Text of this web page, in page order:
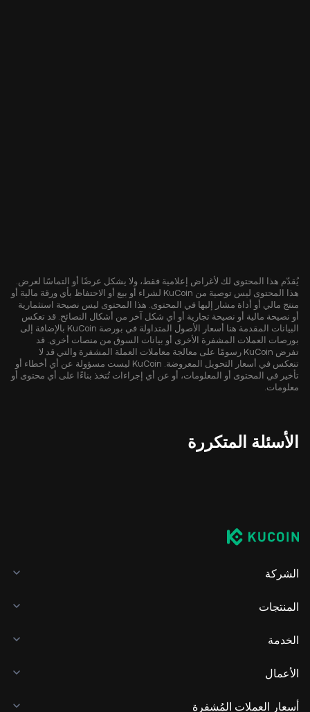
يُقدّم هذا المحتوى لك لأغراض إعلامية فقط، ولا يشكل عرضًا أو التماسًا لعرض.
هذا المحتوى ليس توصية من KuCoin لشراء أو بيع أو الاحتفاظ بأي ورقة مالية أو
منتج مالي أو أداة مشار إليها في المحتوى. هذا المحتوى ليس نصيحة استثمارية
أو نصيحة مالية أو نصيحة تجارية أو أي شكل آخر من أشكال النصائح. قد تعكس
البيانات المقدمة هنا أسعار الأصول المتداولة في بورصة KuCoin بالإضافة إلى
بورصات العملات المشفرة الأخرى أو بيانات السوق من منصات أخرى. قد
تفرض KuCoin رسومًا على معالجة معاملات العملة المشفرة والتي قد لا
تنعكس في أسعار التحويل المعروضة. KuCoin ليست مسؤولة عن أي أخطاء أو
تأخير في المحتوى أو المعلومات، أو عن أي إجراءات تُتخذ بناءًا على أي محتوى أو
معلومات.
الأسئلة المتكررة
الشركة
المنتجات
الخدمة
الأعمال
أسعار العملات المُشفرة